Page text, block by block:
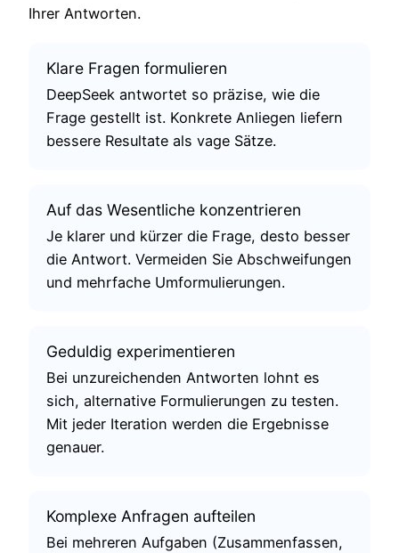
Ihrer Antworten.
Klare Fragen formulieren
DeepSeek antwortet so präzise, wie die
Frage gestellt ist. Konkrete Anliegen liefern
bessere Resultate als vage Sätze.
Auf das Wesentliche konzentrieren
Je klarer und kürzer die Frage, desto besser
die Antwort. Vermeiden Sie Abschweifungen
und mehrfache Umformulierungen.
Geduldig experimentieren
Bei unzureichenden Antworten lohnt es
sich, alternative Formulierungen zu testen.
Mit jeder Iteration werden die Ergebnisse
genauer.
Komplexe Anfragen aufteilen
Bei mehreren Aufgaben (Zusammenfassen,